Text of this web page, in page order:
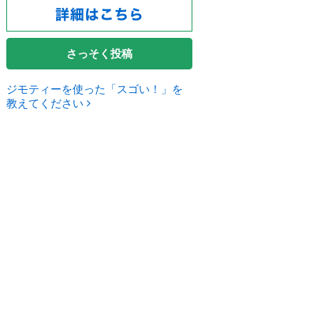
さっそく投稿
ジモティーを使った「スゴい！」を
教えてください